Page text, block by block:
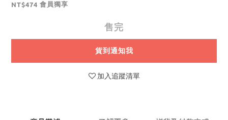
NT$474 會員獨享
售完
貨到通知我
加入追蹤清單